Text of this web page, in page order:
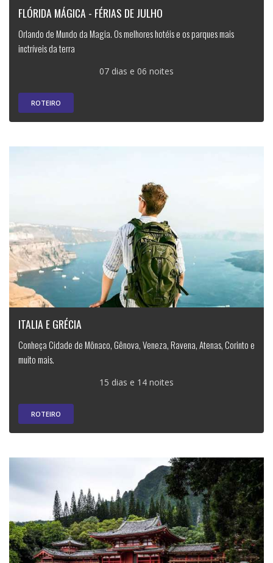
FLÓRIDA MÁGICA - FÉRIAS DE JULHO
Orlando de Mundo da Magia. Os melhores hotéis e os parques mais
inctríveis da terra
07 dias e 06 noites
ROTEIRO
ITALIA E GRÉCIA
Conheça Cidade de Mônaco, Gênova, Veneza, Ravena, Atenas, Corinto e
muito mais.
15 dias e 14 noites
ROTEIRO